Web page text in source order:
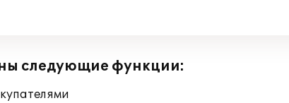
следующие функции: